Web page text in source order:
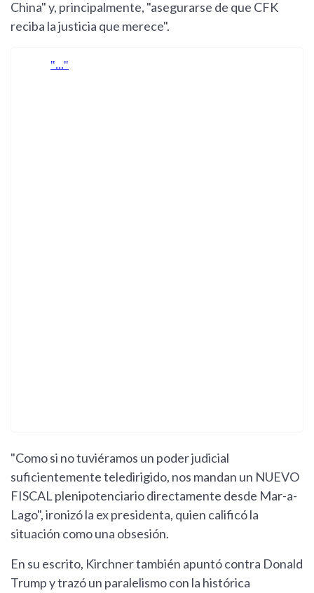
China" y, principalmente, "asegurarse de que CFK
reciba la justicia que merece".
"Como si no tuviéramos un poder judicial
suficientemente teledirigido, nos mandan un NUEVO
FISCAL plenipotenciario directamente desde Mar-a-
Lago", ironizó la ex presidenta, quien calificó la
situación como una obsesión.
En su escrito, Kirchner también apuntó contra Donald
Trump y trazó un paralelismo con la histórica